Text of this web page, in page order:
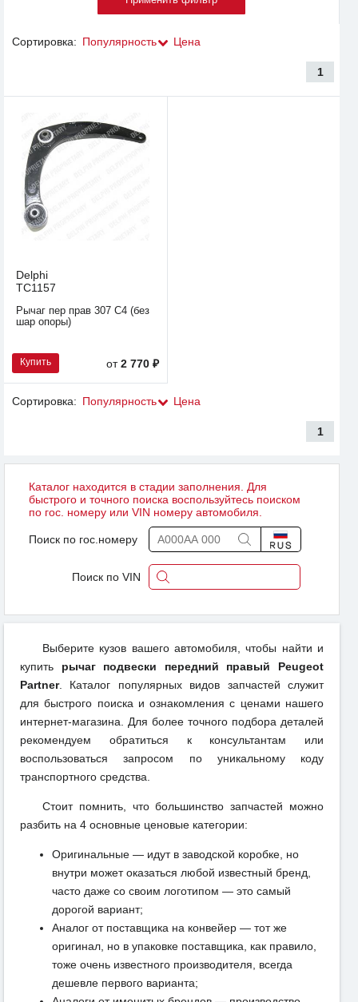
Сортировка: Популярность Цена
1
Delphi
TC1157
Рычаг пер прав 307 C4 (без
шар опоры)
Купить от2 770 ₽
Сортировка: Популярность Цена
1
Каталог находится в стадии заполнения. Для
быстрого и точного поиска воспользуйтесь поиском
по гос. номеру или VIN номеру автомобиля.
Поиск по гос.номеру
Поиск по VIN
Выберите кузов вашего автомобиля, чтобы найти и
купить рычаг подвески передний правый Peugeot
Partner. Каталог популярных видов запчастей служит
для быстрого поиска и ознакомления с ценами нашего
интернет-магазина. Для более точного подбора деталей
рекомендуем обратиться к консультантам или
воспользоваться запросом по уникальному коду
транспортного средства.
Стоит помнить, что большинство запчастей можно
разбить на 4 основные ценовые категории:
Оригинальные — идут в заводской коробке, но
внутри может оказаться любой известный бренд,
часто даже со своим логотипом — это самый
дорогой вариант;
Аналог от поставщика на конвейер — тот же
оригинал, но в упаковке поставщика, как правило,
тоже очень известного производителя, всегда
дешевле первого варианта;